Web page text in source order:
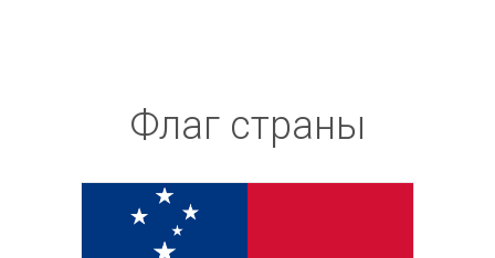
Флаг страны